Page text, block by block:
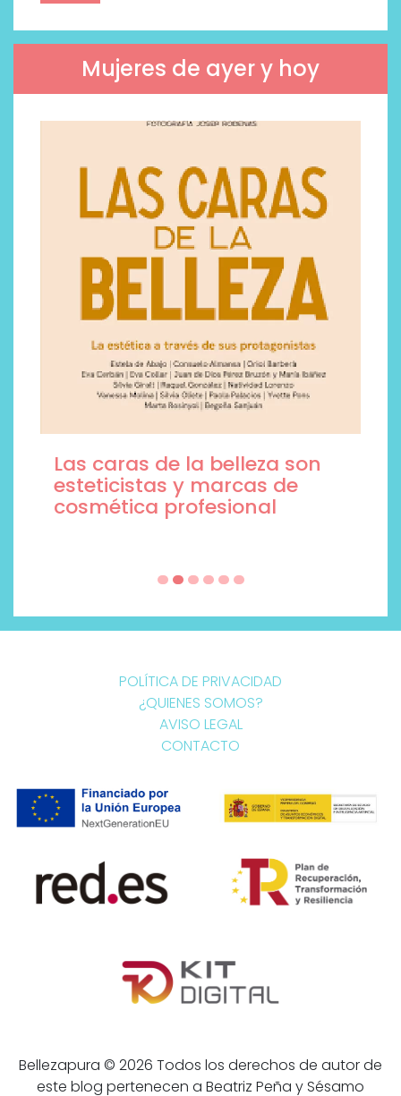
Mujeres de ayer y hoy
Las caras de la belleza son
esteticistas y marcas de
cosmética profesional
POLÍTICA DE PRIVACIDAD
¿QUIENES SOMOS?
AVISO LEGAL
CONTACTO
Bellezapura © 2026 Todos los derechos de autor de
este blog pertenecen a Beatriz Peña y Sésamo